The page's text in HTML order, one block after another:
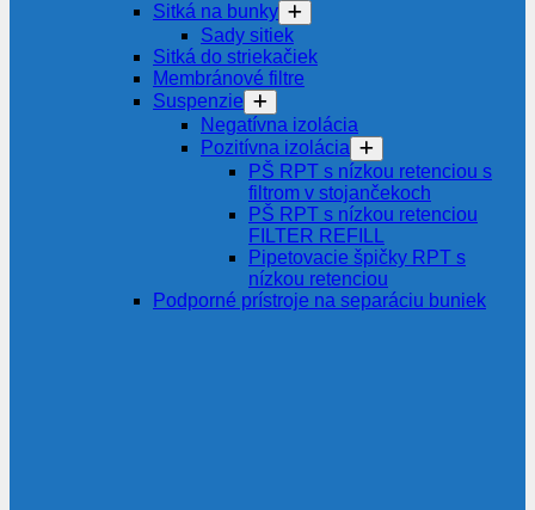
Sitká na bunky
Sady sitiek
Sitká do striekačiek
Membránové filtre
Suspenzie
Negatívna izolácia
Pozitívna izolácia
PŠ RPT s nízkou retenciou s
filtrom v stojančekoch
PŠ RPT s nízkou retenciou
FILTER REFILL
Pipetovacie špičky RPT s
nízkou retenciou
Podporné prístroje na separáciu buniek